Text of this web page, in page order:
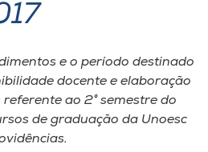
e o período destinado
docente e elaboração
ao 2° semestre do
de graduação da Unoesc